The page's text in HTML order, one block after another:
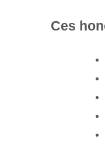
Ces